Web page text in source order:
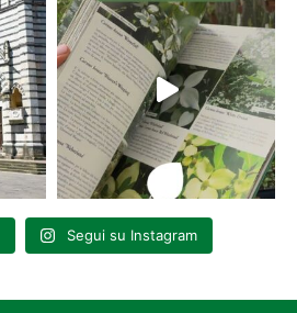
Segui su Instagram